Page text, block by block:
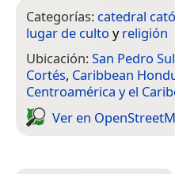
Categorías: catedral
lugar de culto yreligión
Ubicación:San Pedro
Cortés, Caribbean
Centroamérica y el
Ver en